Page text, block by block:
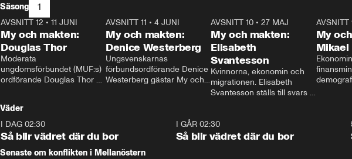
Säsong 1
26:27
AVSNITT 12 • 11 JUNI
My och makten:
Douglas Thor
Moderata
ungdomsförbundet (MUF:s)
ordförande Douglas Thor
tonårsutvisningarna och hur
Moderaterna ska locka
väljare till valet i höst.
23:40
AVSNITT 11 •4 JUNI
My och makten:
Denice Westerberg
Ungsvenskarnas
förbundsordförande Denice
Westerberg gästar My och
AVSNITT 10 •27 MAJ
My och makten:
Elisabeth
Svantesson
Kvinnorna, ekonomin och
migrationen. Elisabeth
Svantesson ställs till svars
AVSNITT
My
Mikael
Väder
I DAG 02:30
Så blir vädret där du bor
1:06
I GÅR 02:30
Så blir vädret där du bor
Senaste om konflikten i Mellanöstern